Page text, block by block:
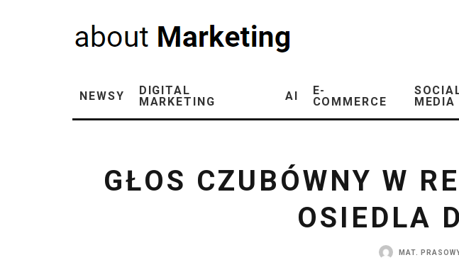
NEWSY
DIGITAL
MARKETING
AI
E-
COMMERCE
MEDIA
GŁOS CZUBÓWNY W
OSIEDLA
MAT.